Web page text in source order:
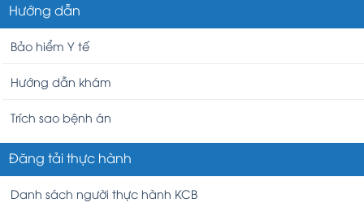
Hướng dẫn
Bảo hiểm Y tế
Hướng dẫn khám
Trích sao bệnh án
Đăng tải thực hành
Danh sách người thực hành KCB